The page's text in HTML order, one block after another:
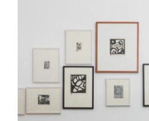
Contact